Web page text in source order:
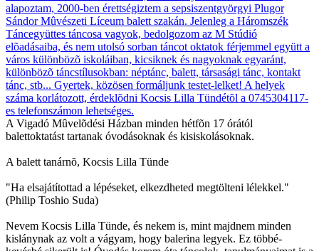
A Vigadó Mûvelõdési Házban minden hétfõn 17 órától
balettoktatást tartanak óvodásoknak és kisiskolásoknak.
A balett tanárnõ, Kocsis Lilla Tünde
"Ha elsajátítottad a lépéseket, elkezdheted megtölteni lélekkel."
(Philip Toshio Suda)
Nevem Kocsis Lilla Tünde, és nekem is, mint majdnem minden
kislánynak az volt a vágyam, hogy balerina legyek. Ez többé-